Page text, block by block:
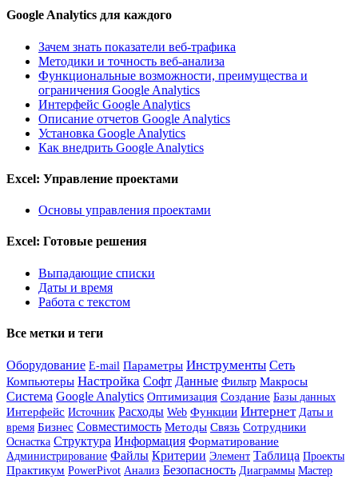
Google Analytics для каждого
Зачем знать показатели веб-трафика
Методики и точность веб-анализа
Функциональные возможности, преимущества и
ограничения Google Analytics
Интерфейс Google Analytics
Описание отчетов Google Analytics
Установка Google Analytics
Как внедрить Google Analytics
Excel: Управление проектами
Основы управления проектами
Excel: Готовые решения
Выпадающие списки
Даты и время
Работа с текстом
Все метки и теги
Оборудование E-mail Параметры Инструменты Сеть
Компьютеры Настройка Софт Данные Фильтр Макросы
Система Google Analytics Оптимизация Создание Базы данных
Интерфейс Источник Расходы Web Функции Интернет Даты и
время Бизнес Совместимость Методы Связь Сотрудники
Оснастка Структура Информация Форматирование
Администрирование Файлы Критерии Элемент Таблица Проекты
Практикум PowerPivot Анализ Безопасность Диаграммы Мастер